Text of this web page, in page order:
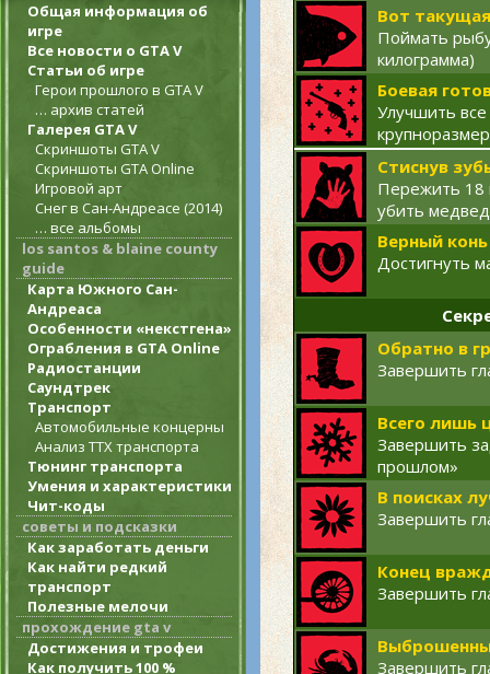
Общая информация об
игре
Все новости о GTA V
Статьи об игре
Герои прошлого в GTA V
… архив статей
Галерея GTA V
Скриншоты GTA V
Скриншоты GTA Online
Игровой арт
Снег в Сан-Андреасе (2014)
… все альбомы
los santos & blaine county
guide
Карта Южного Сан-
Андреаса
Особенности «некстгена»
Ограбления в GTA Online
Радиостанции
Саундтрек
Транспорт
Автомобильные концерны
Анализ ТТХ транспорта
Тюнинг транспорта
Умения и характеристики
Чит-коды
советы и подсказки
Как заработать деньги
Как найти редкий
транспорт
Полезные мелочи
прохождение gta v
Достижения и трофеи
Как получить 100 %
Вот
Поймать
килограмма)
Боевая
Улучшить
Стиснув
Пережить 18
убить
Верный конь
Достигнуть
Обратно в
Завершить
Всего лишь
Завершить
прошлом»
В поисках
Завершить
Конец
Завершить
Завершить